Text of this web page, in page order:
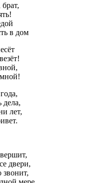
в дом
дела,
лет,
двери,
звонит,